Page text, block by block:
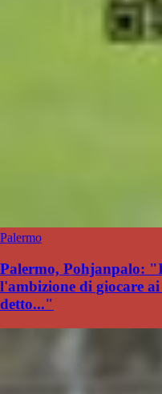
Palermo
Palermo, Pohjanpalo:
l'ambizione di giocare
detto..."